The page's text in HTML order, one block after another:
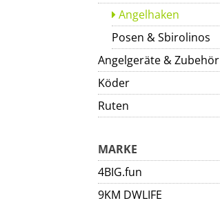
Angelhaken
Posen & Sbirolinos
Angelgeräte & Zubehör
Köder
Ruten
MARKE
4BIG.fun
9KM DWLIFE